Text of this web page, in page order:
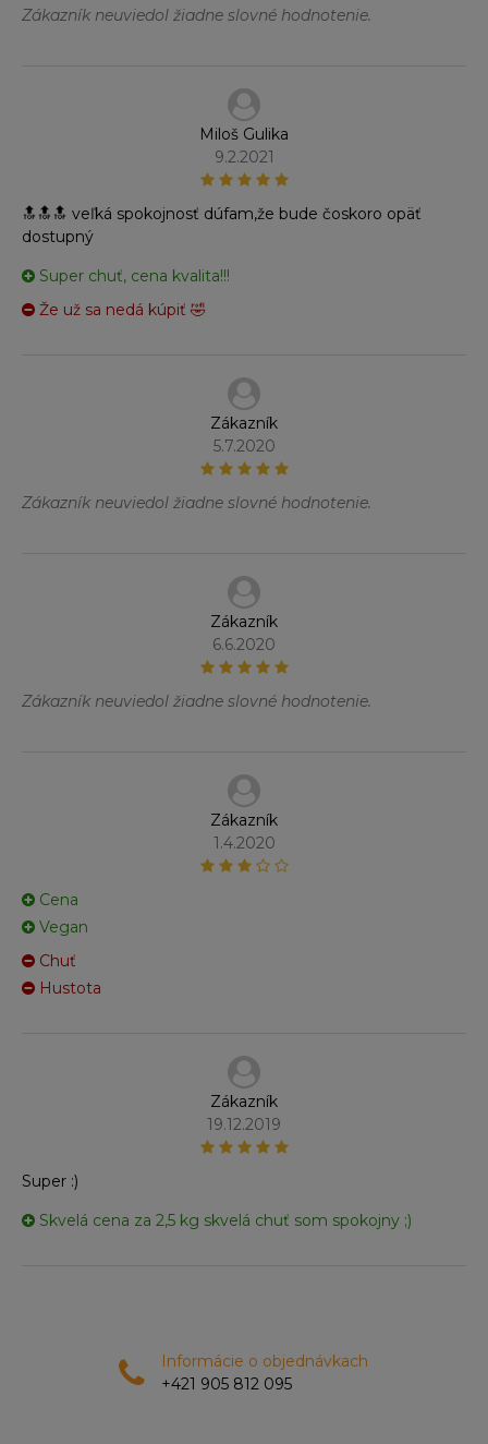
Zákazník neuviedol žiadne slovné hodnotenie.
Miloš Gulika
9.2.2021
🔝🔝🔝 veľká spokojnosť dúfam,že bude čoskoro opäť
dostupný
Super chuť, cena kvalita!!!
Že už sa nedá kúpiť 🤣
Zákazník
5.7.2020
Zákazník neuviedol žiadne slovné hodnotenie.
Zákazník
6.6.2020
Zákazník neuviedol žiadne slovné hodnotenie.
Zákazník
1.4.2020
Cena
Vegan
Chuť
Hustota
Zákazník
19.12.2019
Super :)
Skvelá cena za 2,5 kg skvelá chuť som spokojny ;)
Informácie o objednávkach
+421 905 812 095